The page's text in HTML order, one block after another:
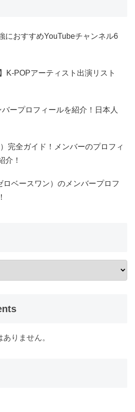
におすすめYouTubeチャンネル6
K-POPアーティスト出演リスト
ープロフィールを紹介！日本人
完全ガイド！メンバーのプロフィ
介！
ベースワン）のメンバープロフ
りません。